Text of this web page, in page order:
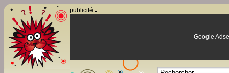
publicité
Google
Panneau de gestion des cookies